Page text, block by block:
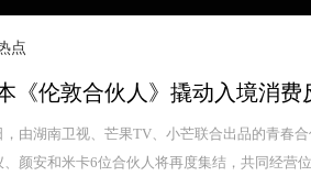
点
《伦敦合伙人》撬动入境消费
由湖南卫视、芒果TV、小芒联合出品的青春
颜安和米卡6位合伙人将再度集结，共同经营